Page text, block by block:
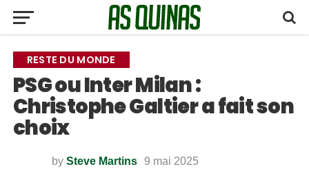
RESTE DU MONDE
PSG ou Inter Milan :
Christophe Galtier a fait son
choix
by Steve Martins 9 mai 2025